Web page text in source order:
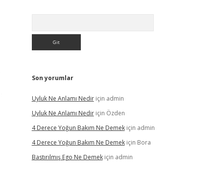
Son yorumlar
Uyluk Ne Anlamı Nediriçin admin
Uyluk Ne Anlamı Nediriçin Özden
4 Derece Yoğun Bakım Ne Demekiçin admin
4 Derece Yoğun Bakım Ne Demekiçin Bora
Bastırılmış Ego Ne Demekiçin admin